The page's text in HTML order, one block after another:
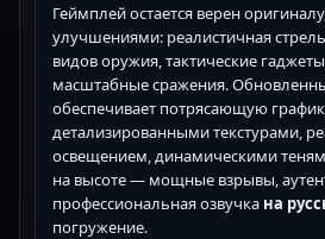
Геймплей остается верен
улучшениями: реалистичная
видов оружия, тактические
масштабные сражения.
обеспечивает потрясающую
детализированными текстурами,
освещением, динамическими
на высоте — мощные взрывы,
профессиональная озвучка на
погружение.